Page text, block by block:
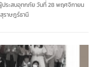
ประสบอุทกภัย วันที่ 28 พฤศจิกายน
าษฎร์ธานี